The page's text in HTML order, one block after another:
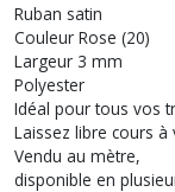
Ruban satin
Couleur Rose (20)
Largeur 3 mm
Polyester
Idéal pour tous vos
Laissez libre cours
Vendu au mètre,
disponible en